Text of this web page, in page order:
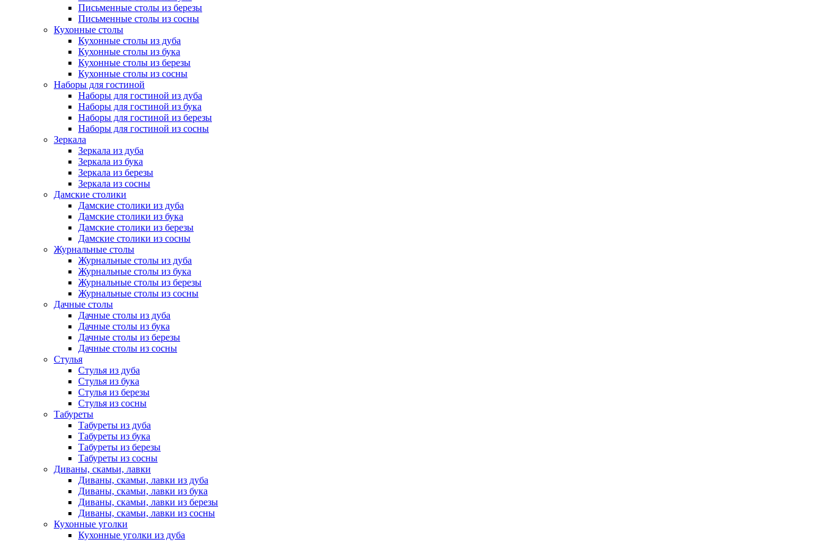
Письменные столы из березы
Письменные столы из сосны
Кухонные столы
Кухонные столы из дуба
Кухонные столы из бука
Кухонные столы из березы
Кухонные столы из сосны
Наборы для гостиной
Наборы для гостиной из дуба
Наборы для гостиной из бука
Наборы для гостиной из березы
Наборы для гостиной из сосны
Зеркала
Зеркала из дуба
Зеркала из бука
Зеркала из березы
Зеркала из сосны
Дамские столики
Дамские столики из дуба
Дамские столики из бука
Дамские столики из березы
Дамские столики из сосны
Журнальные столы
Журнальные столы из дуба
Журнальные столы из бука
Журнальные столы из березы
Журнальные столы из сосны
Дачные столы
Дачные столы из дуба
Дачные столы из бука
Дачные столы из березы
Дачные столы из сосны
Стулья
Стулья из дуба
Стулья из бука
Стулья из березы
Стулья из сосны
Табуреты
Табуреты из дуба
Табуреты из бука
Табуреты из березы
Табуреты из сосны
Диваны, скамьи, лавки
Диваны, скамьи, лавки из дуба
Диваны, скамьи, лавки из бука
Диваны, скамьи, лавки из березы
Диваны, скамьи, лавки из сосны
Кухонные уголки
Кухонные уголки из дуба